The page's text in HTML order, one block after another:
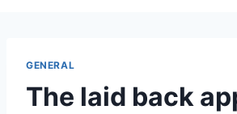
GENERAL
The laid back